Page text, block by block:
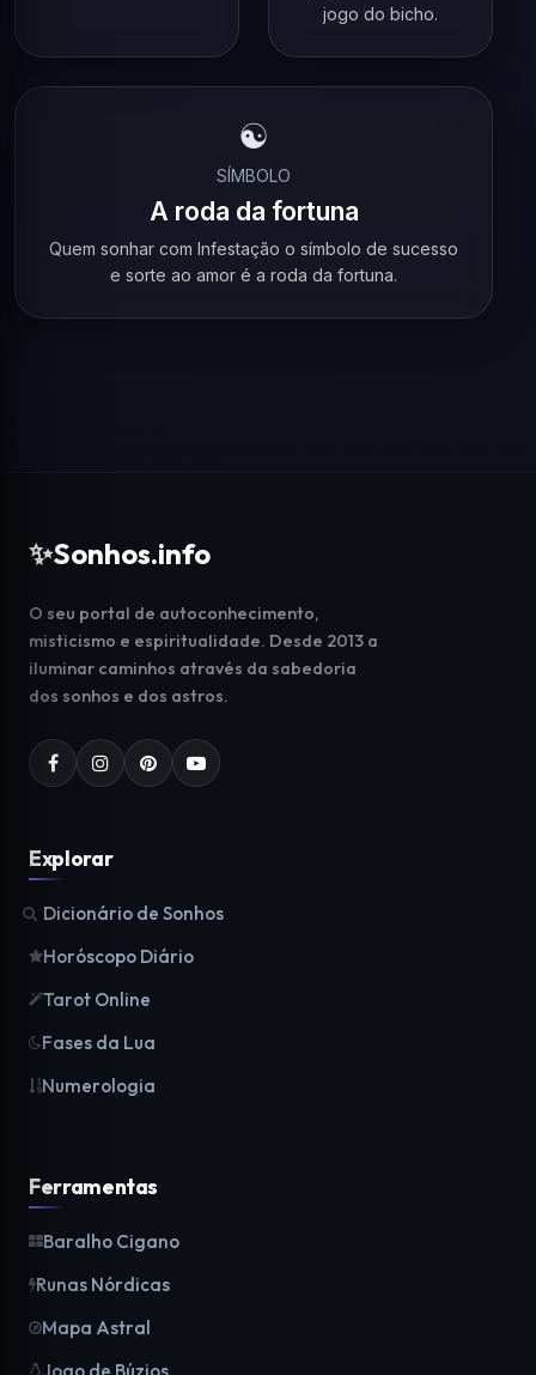
jogo do bicho.
☯️
SÍMBOLO
A roda da fortuna
Quem sonhar com Infestação o símbolo de sucesso
e sorte ao amor é a roda da fortuna.
✨Sonhos.info
O seu portal de autoconhecimento,
misticismo e espiritualidade. Desde 2013 a
iluminar caminhos através da sabedoria
dos sonhos e dos astros.
Explorar
Dicionário de Sonhos
Horóscopo Diário
Tarot Online
Fases da Lua
Numerologia
Ferramentas
Baralho Cigano
Runas Nórdicas
Mapa Astral